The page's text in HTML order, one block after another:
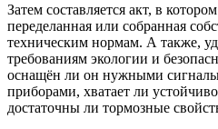
Затем составляется акт, в
переделанная или собранная
техническим нормам. А также,
требованиям экологии и
оснащён ли он нужными
приборами, хватает ли
достаточны ли тормозные